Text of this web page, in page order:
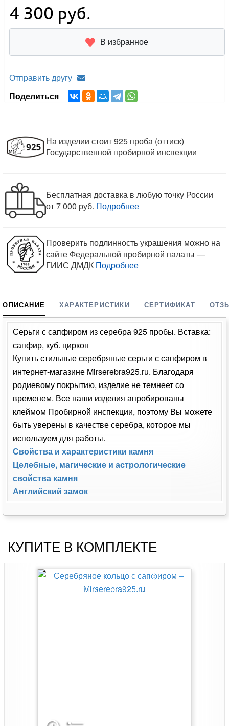
4 300 руб.
В избранное
Отправить другу
Поделиться
На изделии стоит 925 проба (оттиск)
Государственной пробирной инспекции
Бесплатная доставка в любую точку России
от 7 000 руб. Подробнее
Проверить подлинность украшения можно на
сайте Федеральной пробирной палаты —
ГИИС ДМДК Подробнее
ОПИСАНИЕ ХАРАКТЕРИСТИКИ СЕРТИФИКАТ
Серьги с сапфиром из серебра 925 пробы. Вставка:
сапфир, куб. циркон
Купить стильные серебряные серьги с сапфиром в
интернет-магазине Mirserebra925.ru. Благодаря
родиевому покрытию, изделие не темнеет со
временем. Все наши изделия апробированы
клеймом Пробирной инспекции, поэтому Вы можете
быть уверены в качестве серебра, которое мы
используем для работы.
Свойства и характеристики камня
Целебные, магические и астрологические
свойства камня
Английский замок
КУПИТЕ В КОМПЛЕКТЕ